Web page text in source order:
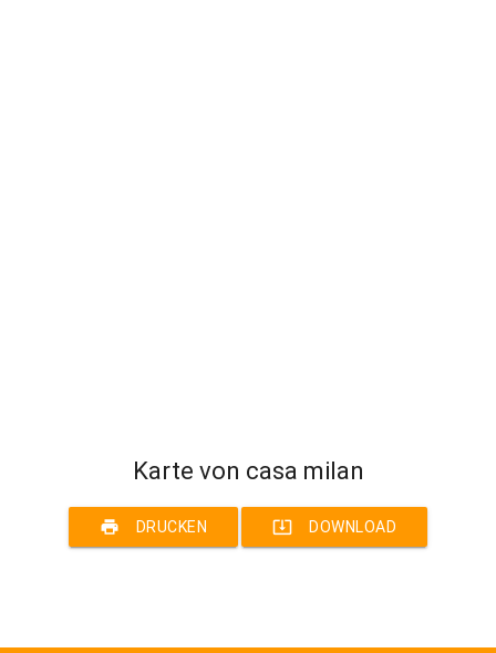
Karte von casa milan
print DRUCKEN system_update_alt DOWNLOAD